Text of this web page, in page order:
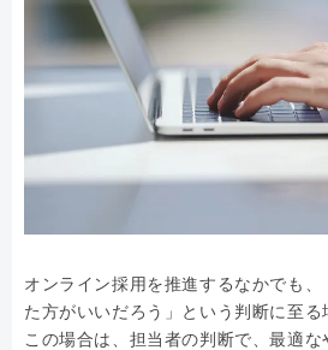
オンライン採用を推進するなかでも、
た方がいいだろう」という判断に至る
この場合は、担当者の判断で、最適な